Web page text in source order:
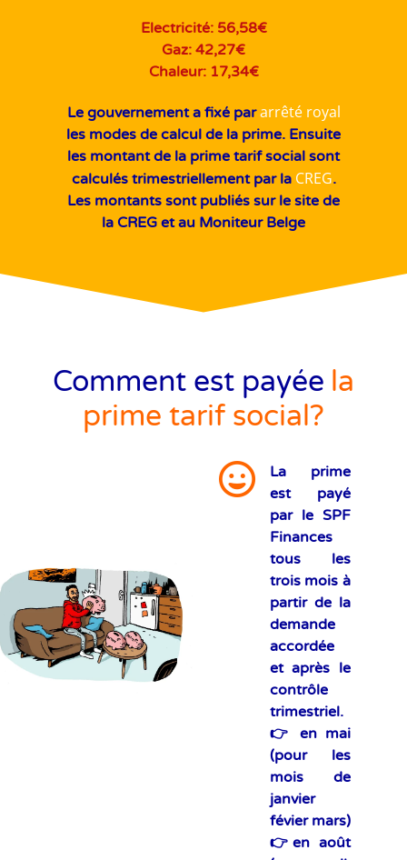
Electricité: 56,58€
Gaz: 42,27€
Chaleur: 17,34€
Le gouvernement a fixé pararrêté royal
les modes de calcul de la prime. Ensuite
les montant de la prime tarif social sont
calculés trimestriellement par la CREG.
Les montants sont publiés sur le site de
la CREG et au Moniteur Belge
Comment est payée la
prime tarif social?
La prime
est payé
par le SPF
Finances
tous les
trois mois à
partir de la
demande
accordée
et après le
contrôle
trimestriel.
👉 en mai
(pour les
mois de
janvier
févier mars)
👉en août